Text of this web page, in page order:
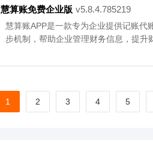
慧算账免费企业版 v5.8.4.785219
慧算账APP是一款专为企业提供记账代
步机制，帮助企业管理财务信息，提升
求。它不仅提供全面的财务功能，还
放心下载。
1 2 3 4 5